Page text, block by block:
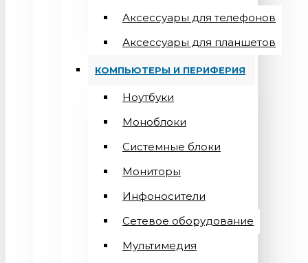
Аксессуары для телефонов
Аксессуары для планшетов
КОМПЬЮТЕРЫ И ПЕРИФЕРИЯ
Ноутбуки
Моноблоки
Системные блоки
Мониторы
Инфоносители
Сетевое оборудование
Мультимедия